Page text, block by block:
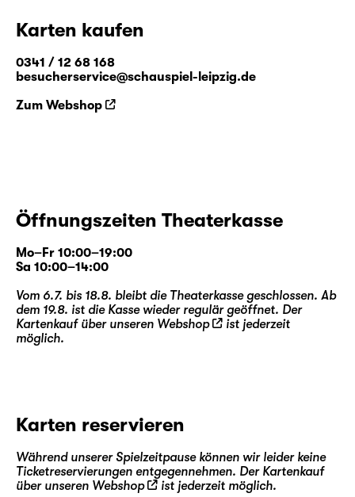
Karten kaufen
0341 / 12 68 168
besucherservice@schauspiel-leipzig.de
Zum Webshop
Öffnungszeiten Theaterkasse
Mo–Fr 10:00–19:00
Sa 10:00–14:00
Vom 6.7. bis 18.8. bleibt die Theaterkasse geschlossen. Ab
dem 19.8. ist die Kasse wieder regulär geöffnet. Der
Kartenkauf über unseren Webshop
ist jederzeit
möglich.
Karten reservieren
Während unserer Spielzeitpause können wir leider keine
Ticketreservierungen entgegennehmen. Der Kartenkauf
über unseren Webshop ist jederzeit möglich.